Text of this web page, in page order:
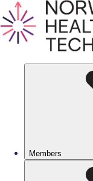
Members